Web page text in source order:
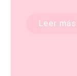
Leer más